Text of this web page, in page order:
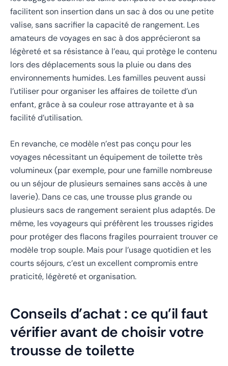
facilitent son insertion dans un sac à dos ou une petite
valise, sans sacrifier la capacité de rangement. Les
amateurs de voyages en sac à dos apprécieront sa
légèreté et sa résistance à l’eau, qui protège le contenu
lors des déplacements sous la pluie ou dans des
environnements humides. Les familles peuvent aussi
l’utiliser pour organiser les affaires de toilette d’un
enfant, grâce à sa couleur rose attrayante et à sa
facilité d’utilisation.
En revanche, ce modèle n’est pas conçu pour les
voyages nécessitant un équipement de toilette très
volumineux (par exemple, pour une famille nombreuse
ou un séjour de plusieurs semaines sans accès à une
laverie). Dans ce cas, une trousse plus grande ou
plusieurs sacs de rangement seraient plus adaptés. De
même, les voyageurs qui préfèrent les trousses rigides
pour protéger des flacons fragiles pourraient trouver ce
modèle trop souple. Mais pour l’usage quotidien et les
courts séjours, c’est un excellent compromis entre
praticité, légèreté et organisation.
Conseils d’achat : ce qu’il faut
vérifier avant de choisir votre
trousse de toilette